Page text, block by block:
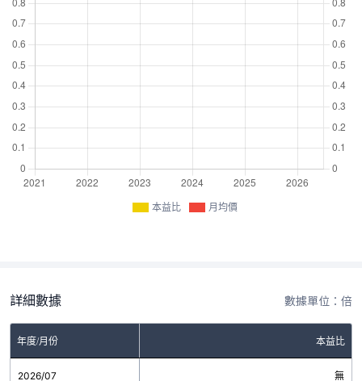
本益比 月均價
詳細數據 數據單位：倍
年度/月份 本益比
2026/07 無